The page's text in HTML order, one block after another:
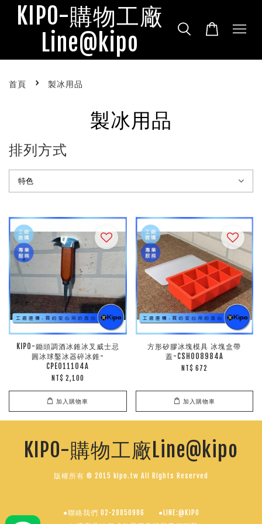
KIPO-購物工廠
Line@kipo
首頁 › 製冰用品
製冰用品
排列方式
KIPO-鋤頭調酒冰錐冰叉威士忌
圓冰球鑿冰器碎冰錐-
CPE011104A
NT$ 2,100
加入購物車
方形矽膠冰塊模具 冰塊盒帶
蓋-CSH008984A
NT$ 672
加入購物車
KIPO-購物工廠Line@kipo
版權所有 © 2015 kipo.tw All Rights Reserved
●聯絡我們 02-28850986
●LINE:@KIPO